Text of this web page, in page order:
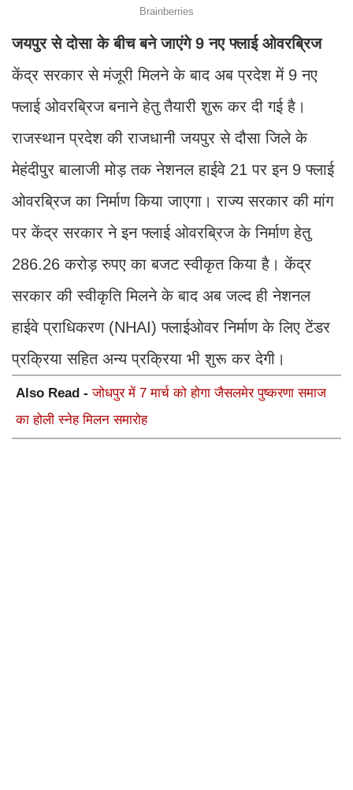
जयपुर से दोसा के बीच बने जाएंगे 9 नए फ्लाई ओवरब्रिज
केंद्र सरकार से मंजूरी मिलने के बाद अब प्रदेश में 9 नए
फ्लाई ओवरब्रिज बनाने हेतु तैयारी शुरू कर दी गई है।
राजस्थान प्रदेश की राजधानी जयपुर से दौसा जिले के
मेहंदीपुर बालाजी मोड़ तक नेशनल हाईवे 21 पर इन 9 फ्लाई
ओवरब्रिज का निर्माण किया जाएगा। राज्य सरकार की मांग
पर केंद्र सरकार ने इन फ्लाई ओवरब्रिज के निर्माण हेतु
286.26 करोड़ रुपए का बजट स्वीकृत किया है। केंद्र
सरकार की स्वीकृति मिलने के बाद अब जल्द ही नेशनल
हाईवे प्राधिकरण (NHAI) फ्लाईओवर निर्माण के लिए टेंडर
प्रक्रिया सहित अन्य प्रक्रिया भी शुरू कर देगी।
Also Read -जोधपुर में 7 मार्च को होगा जैसलमेर पुष्करणा समाज
का होली स्नेह मिलन समारोह